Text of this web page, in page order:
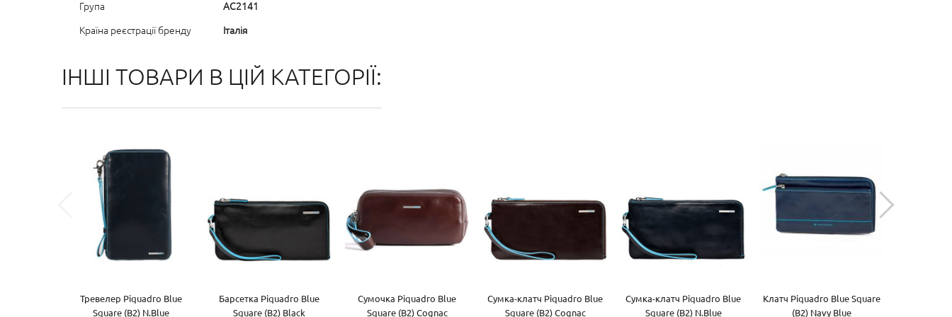
Група
AC2141
Країна реєстрації бренду
Італія
ІНШІ ТОВАРИ В ЦІЙ КАТЕГОРІЇ:
Тревелер Piquadro Blue
Square (B2) N.Blue
Барсетка Piquadro Blue
Square (B2) Black
Сумочка Piquadro Blue
Square (B2) Cognac
Сумка-клатч Piquadro Blue
Square (B2) Cognac
Сумка-клатч Piquadro Blue
Square (B2) N.Blue
Клатч Piquadro Blue Square
(B2) Navy Blue